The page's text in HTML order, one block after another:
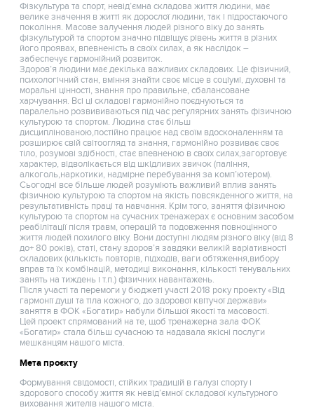
Фізкультура та спорт, невід’ємна складова життя людини, має
велике значення в житті як дорослої людини, так і підростаючого
покоління. Масове залучення людей різного віку до занять
фізкультурой та спортом значно підвіщує рівень життя в різних
його проявах, впевненість в своїх силах, а як наслідок –
забеспечує гармонійний розвиток.
Здоров’я людини має декілька важливих складових. Це фізичний,
психологічний стан, вміння знайти своє місце в соціумі, духовні та
моральні цінності, знання про правильне, сбалансоване
харчування. Всі ці складові гармонійно поєднуються та
паралельно розвививаються під час регулярних занять фізичною
культурою та спортом. Людина стає більш
дисциплінованою,постійно працює над своїм вдосконаленням та
розширює свій світоогляд та знання, гармонійно розвиває своє
тіло, розумові здібності, стає впевненою в своїх силах,загортовує
характер, відволікається від шкідливих звичок (паління,
алкоголь,наркотики, надмірне перебування за комп’ютером).
Сьогодні все більше людей розуміють важливий вплив занять
фізичною культурою та спортом на якість повсякденного життя, на
результативність праці та навчання. Крім того, заняття фізичною
культурою та спортом на сучасних тренажерах є основним засобом
реабілітації після травм, операцій та подовження повноцінного
життя людей похилого віку. Вони доступні людям різного віку (від 8
до+ 80 років), статі, стану здоров’я завдяки великій варіативності
складових (кількість повторів, підходів, ваги обтяження,вибору
вправ та їх комбінацій, методиці виконання, кількості тенувальних
занять на тиждень і т.п.) фізичних навантажень.
Після участі та перемоги у бюджеті участі 2018 року проекту «Від
гармонії душі та тіла кожного, до здорової квітучої держави»
заняття в ФОК «Богатир» набули більшої якості та масовості.
Цей проект спрямований на те, щоб тренажерна зала ФОК
«Богатир» стала більш сучасною та надавала якісні послуги
мешканцям нашого міста.
Мета проєкту
Формування свідомості, стійких традицій в галузі спорту і
здорового способу життя як невід’ємної складової культурного
виховання жителів нашого міста.